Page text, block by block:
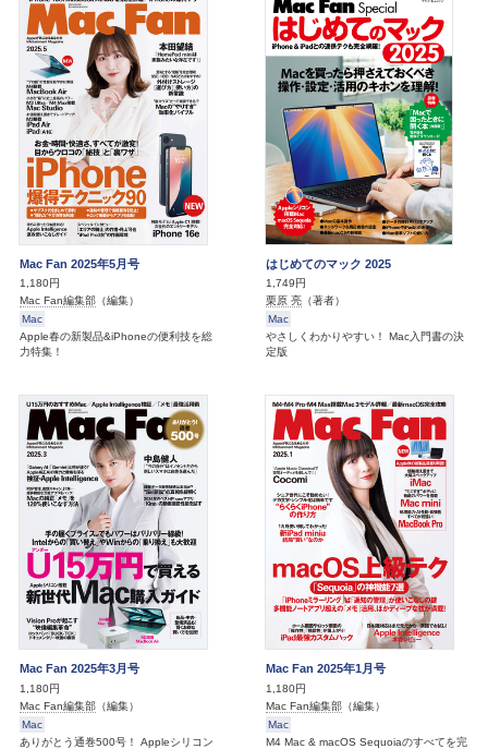
Mac Fan 2025年5月号
1,180円
Mac Fan編集部 （編集）
Mac
Apple春の新製品&iPhoneの便利技を総
力特集！
はじめてのマック 2025
1,749円
栗原 亮 （著者）
Mac
やさしくわかりやすい！ Mac入門書の決
定版
Mac Fan 2025年3月号
1,180円
Mac Fan編集部 （編集）
Mac
ありがとう通巻500号！ Appleシリコン
Mac Fan 2025年1月号
1,180円
Mac Fan編集部 （編集）
Mac
M4 Mac & macOS Sequoiaのすべてを完